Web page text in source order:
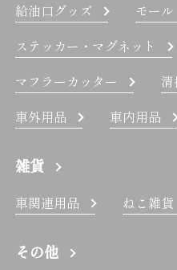
給油口グッズ
モール
ステッカー・マグネット
マフラーカッター
車外用品
車内用品
雑貨
車関連用品 ねこ雑貨
その他